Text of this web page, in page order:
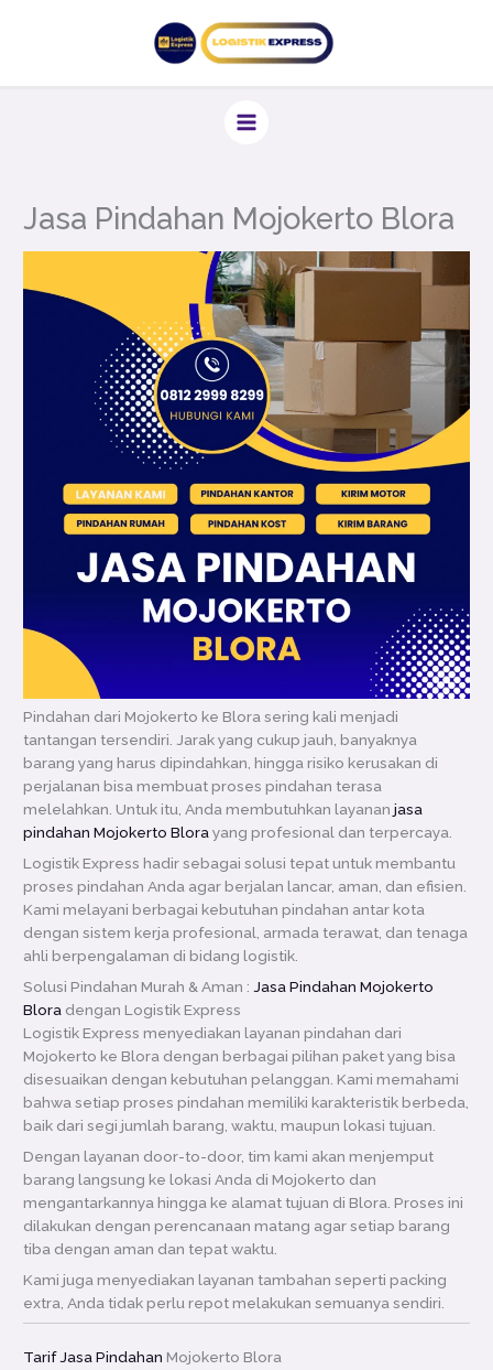
Jasa Pindahan Mojokerto Blora
Pindahan dari Mojokerto ke Blora sering kali menjadi
tantangan tersendiri. Jarak yang cukup jauh, banyaknya
barang yang harus dipindahkan, hingga risiko kerusakan di
perjalanan bisa membuat proses pindahan terasa
melelahkan. Untuk itu, Anda membutuhkan layananjasa
pindahan Mojokerto Blorayang profesional dan terpercaya.
Logistik Express hadir sebagai solusi tepat untuk membantu
proses pindahan Anda agar berjalan lancar, aman, dan efisien.
Kami melayani berbagai kebutuhan pindahan antar kota
dengan sistem kerja profesional, armada terawat, dan tenaga
ahli berpengalaman di bidang logistik.
Solusi Pindahan Murah & Aman : Jasa Pindahan Mojokerto
Blora dengan Logistik Express
Logistik Express menyediakan layanan pindahan dari
Mojokerto ke Blora dengan berbagai pilihan paket yang bisa
disesuaikan dengan kebutuhan pelanggan. Kami memahami
bahwa setiap proses pindahan memiliki karakteristik berbeda,
baik dari segi jumlah barang, waktu, maupun lokasi tujuan.
Dengan layanan door-to-door, tim kami akan menjemput
barang langsung ke lokasi Anda di Mojokerto dan
mengantarkannya hingga ke alamat tujuan di Blora. Proses ini
dilakukan dengan perencanaan matang agar setiap barang
tiba dengan aman dan tepat waktu.
Kami juga menyediakan layanan tambahan seperti packing
extra, Anda tidak perlu repot melakukan semuanya sendiri.
Tarif Jasa Pindahan Mojokerto Blora